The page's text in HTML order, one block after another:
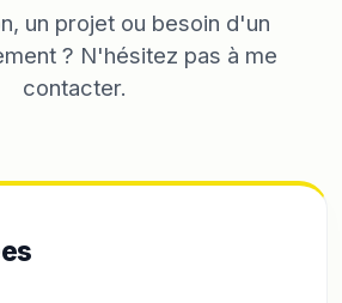
un projet ou besoin d'un
? N'hésitez pas à me
contacter.